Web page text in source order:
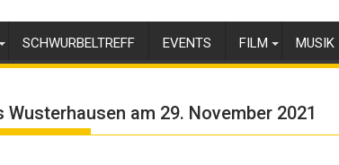
SCHWURBELTREFF EVENTS FILM MUSIK
am 29. November 2021